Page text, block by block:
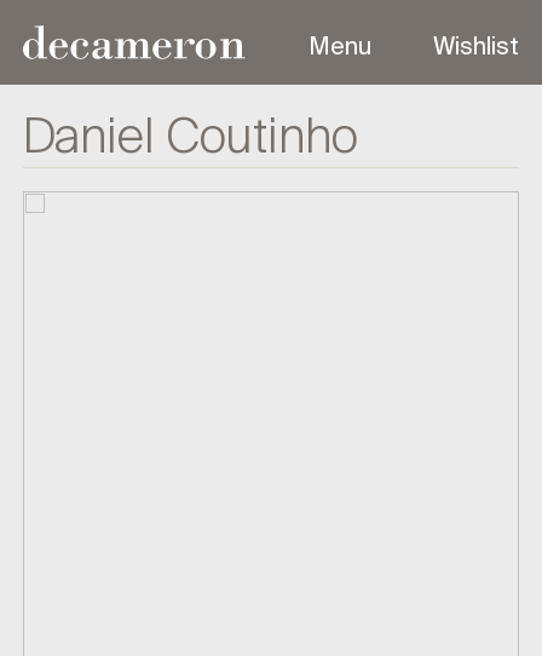
Menu Wishlist
Menu
Daniel Coutinho